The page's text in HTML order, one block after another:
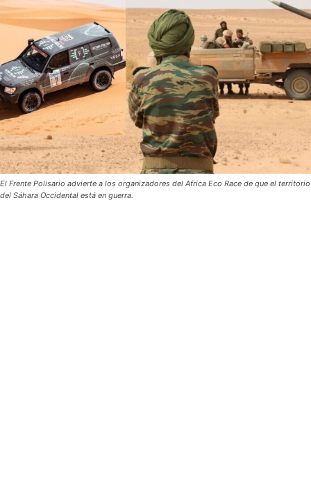
El Frente Polisario advierte a los organizadores del Africa Eco Race de que el territorio
del Sáhara Occidental está en guerra.